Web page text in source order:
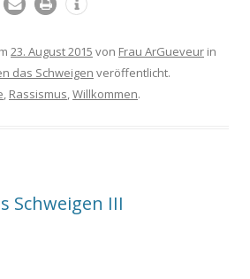
23. August 2015 von Frau ArGueveur in
das Schweigen veröffentlicht.
, Rassismus,Willkommen.
Schweigen III